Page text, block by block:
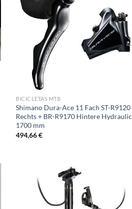
BICICLETAS MTB
Shimano Dura-Ace 11 Fach ST-R9120
Rechts + BR-R9170 Hintere Hydraulic
1700 mm
494,66€